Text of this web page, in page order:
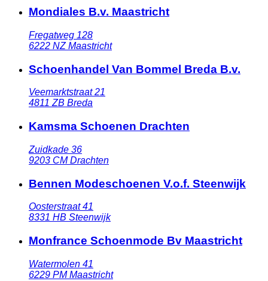
Mondiales B.v. Maastricht
Fregatweg 128
6222 NZ Maastricht
Schoenhandel Van Bommel Breda B.v.
Veemarktstraat 21
4811 ZB Breda
Kamsma Schoenen Drachten
Zuidkade 36
9203 CM Drachten
Bennen Modeschoenen V.o.f. Steenwijk
Oosterstraat 41
8331 HB Steenwijk
Monfrance Schoenmode Bv Maastricht
Watermolen 41
6229 PM Maastricht